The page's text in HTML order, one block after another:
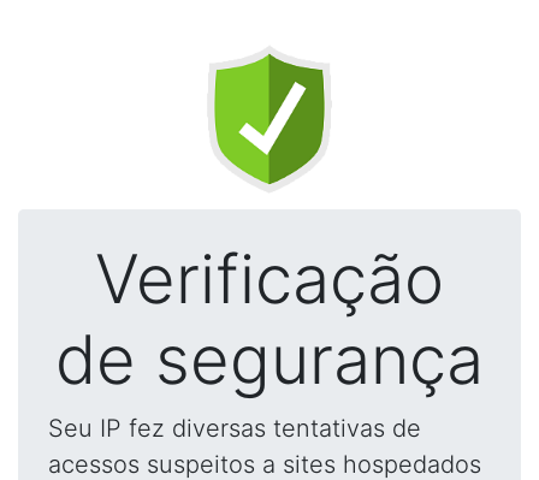
Verificação
de segurança
Seu IP fez diversas tentativas de
acessos suspeitos a sites hospedados